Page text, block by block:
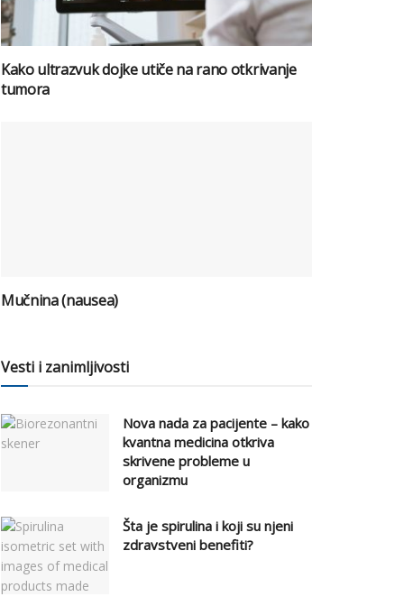
Kako ultrazvuk dojke utiče na rano otkrivanje
tumora
Mučnina (nausea)
Vesti i zanimljivosti
Nova nada za pacijente – kako
kvantna medicina otkriva
skrivene probleme u
organizmu
Šta je spirulina i koji su njeni
zdravstveni benefiti?